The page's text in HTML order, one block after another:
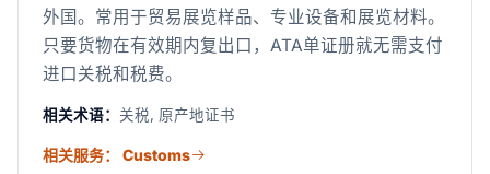
外国。常用于贸易展览样品、专业设备和展览材料。
只要货物在有效期内复出口，ATA单证册就无需支付
进口关税和税费。
相关术语： 关税, 原产地证书
相关服务： Customs